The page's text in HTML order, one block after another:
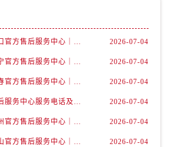
四川省成都市锦江区人民东路6号SAC东原中心24层2406B室天梭售后服务中心（需提前预约）
亲身探访天梭海口官方售后服务中心｜最新热线电话与地址（2026年7月最新） 2026-07-04
亲身探访天梭南宁官方售后服务中心｜全新地址及服务热线（2026年7月最新） 2026-07-04
亲身探访天梭长春官方售后服务中心｜详细地址及客服热线（2026年7月最新） 2026-07-04
天梭中国官方售后服务中心服务电话及全部网点地址实地考察报告多信源验证（2026年7月最新） 2026-07-04
亲身探访天梭扬州官方售后服务中心｜最新热线及维修地址（2026年7月最新） 2026-07-04
亲身探访天梭佛山官方售后服务中心｜地址与24小时服务电话（2026年7月最新） 2026-07-04